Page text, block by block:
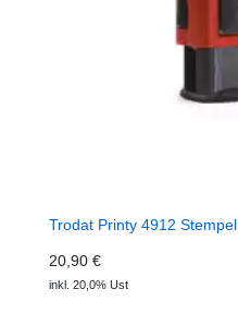
Trodat Printy 4912 Stempel
20,90 €
inkl. 20,0% Ust